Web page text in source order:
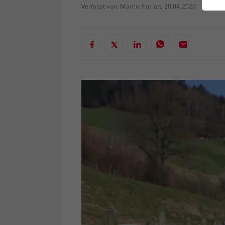
Verfasst von: Martin Florian, 20.04.2020